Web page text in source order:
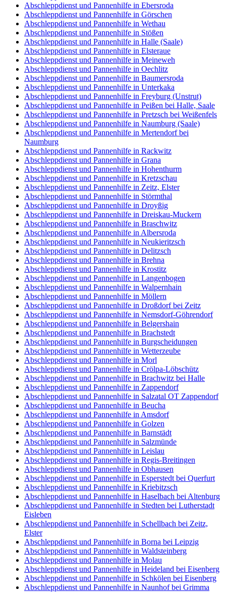
Abschleppdienst und Pannenhilfe in Ebersroda
Abschleppdienst und Pannenhilfe in Görschen
Abschleppdienst und Pannenhilfe in Wethau
Abschleppdienst und Pannenhilfe in Stößen
Abschleppdienst und Pannenhilfe in Halle (Saale)
Abschleppdienst und Pannenhilfe in Elsteraue
Abschleppdienst und Pannenhilfe in Meineweh
Abschleppdienst und Pannenhilfe in Oechlitz
Abschleppdienst und Pannenhilfe in Baumersroda
Abschleppdienst und Pannenhilfe in Unterkaka
Abschleppdienst und Pannenhilfe in Freyburg (Unstrut)
Abschleppdienst und Pannenhilfe in Peißen bei Halle, Saale
Abschleppdienst und Pannenhilfe in Pretzsch bei Weißenfels
Abschleppdienst und Pannenhilfe in Naumburg (Saale)
Abschleppdienst und Pannenhilfe in Mertendorf bei
Naumburg
Abschleppdienst und Pannenhilfe in Rackwitz
Abschleppdienst und Pannenhilfe in Grana
Abschleppdienst und Pannenhilfe in Hohenthurm
Abschleppdienst und Pannenhilfe in Kretzschau
Abschleppdienst und Pannenhilfe in Zeitz, Elster
Abschleppdienst und Pannenhilfe in Störmthal
Abschleppdienst und Pannenhilfe in Droyßig
Abschleppdienst und Pannenhilfe in Dreiskau-Muckern
Abschleppdienst und Pannenhilfe in Braschwitz
Abschleppdienst und Pannenhilfe in Albersroda
Abschleppdienst und Pannenhilfe in Neukieritzsch
Abschleppdienst und Pannenhilfe in Delitzsch
Abschleppdienst und Pannenhilfe in Brehna
Abschleppdienst und Pannenhilfe in Krostitz
Abschleppdienst und Pannenhilfe in Langenbogen
Abschleppdienst und Pannenhilfe in Walpernhain
Abschleppdienst und Pannenhilfe in Möllern
Abschleppdienst und Pannenhilfe in Droßdorf bei Zeitz
Abschleppdienst und Pannenhilfe in Nemsdorf-Göhrendorf
Abschleppdienst und Pannenhilfe in Belgershain
Abschleppdienst und Pannenhilfe in Brachstedt
Abschleppdienst und Pannenhilfe in Burgscheidungen
Abschleppdienst und Pannenhilfe in Wetterzeube
Abschleppdienst und Pannenhilfe in Morl
Abschleppdienst und Pannenhilfe in Crölpa-Löbschütz
Abschleppdienst und Pannenhilfe in Brachwitz bei Halle
Abschleppdienst und Pannenhilfe in Zappendorf
Abschleppdienst und Pannenhilfe in Salzatal OT Zappendorf
Abschleppdienst und Pannenhilfe in Beucha
Abschleppdienst und Pannenhilfe in Amsdorf
Abschleppdienst und Pannenhilfe in Golzen
Abschleppdienst und Pannenhilfe in Barnstädt
Abschleppdienst und Pannenhilfe in Salzmünde
Abschleppdienst und Pannenhilfe in Leislau
Abschleppdienst und Pannenhilfe in Regis-Breitingen
Abschleppdienst und Pannenhilfe in Obhausen
Abschleppdienst und Pannenhilfe in Esperstedt bei Querfurt
Abschleppdienst und Pannenhilfe in Kriebitzsch
Abschleppdienst und Pannenhilfe in Haselbach bei Altenburg
Abschleppdienst und Pannenhilfe in Stedten bei Lutherstadt
Eisleben
Abschleppdienst und Pannenhilfe in Schellbach bei Zeitz,
Elster
Abschleppdienst und Pannenhilfe in Borna bei Leipzig
Abschleppdienst und Pannenhilfe in Waldsteinberg
Abschleppdienst und Pannenhilfe in Molau
Abschleppdienst und Pannenhilfe in Heideland bei Eisenberg
Abschleppdienst und Pannenhilfe in Schkölen bei Eisenberg
Abschleppdienst und Pannenhilfe in Naunhof bei Grimma